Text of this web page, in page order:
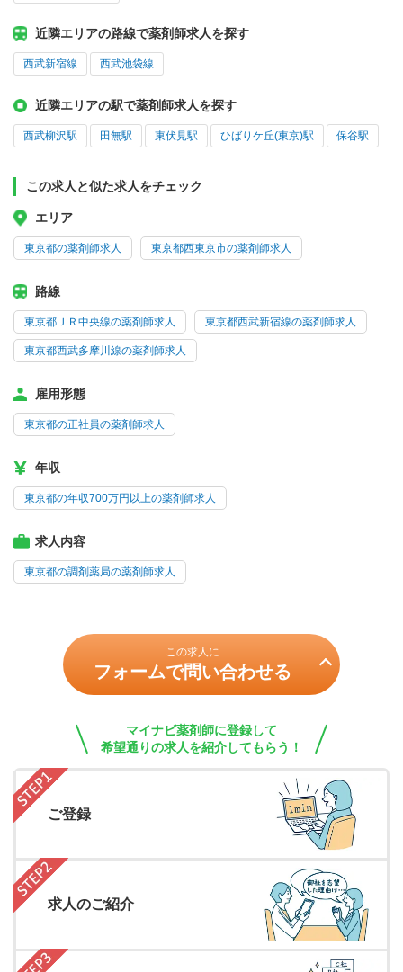
近隣エリアの路線で薬剤師求人を探す
西武新宿線 西武池袋線
近隣エリアの駅で薬剤師求人を探す
西武柳沢駅 田無駅 東伏見駅 ひばりケ丘(東京)駅 保谷駅
この求人と似た求人をチェック
エリア
東京都の薬剤師求人 東京都西東京市の薬剤師求人
路線
東京都ＪＲ中央線の薬剤師求人 東京都西武新宿線の薬剤師求人
東京都西武多摩川線の薬剤師求人
雇用形態
東京都の正社員の薬剤師求人
年収
東京都の年収700万円以上の薬剤師求人
求人内容
東京都の調剤薬局の薬剤師求人
この求人に
フォームで問い合わせる
マイナビ薬剤師に登録して
希望通りの求人を紹介してもらう！
ご登録
求人のご紹介